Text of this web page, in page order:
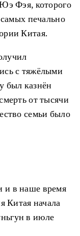
Фэя, которого
печально
Китая.
с тяжёлыми
был казнён
от тысячи
семьи было
и в наше время
Китая начала
в июле